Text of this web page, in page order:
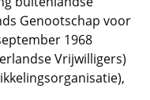
Genootschap voor
1968
Vrijwilligers)